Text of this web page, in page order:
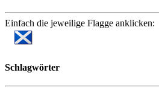
Einfach die jeweilige Flagge anklicken:
Schlagwörter